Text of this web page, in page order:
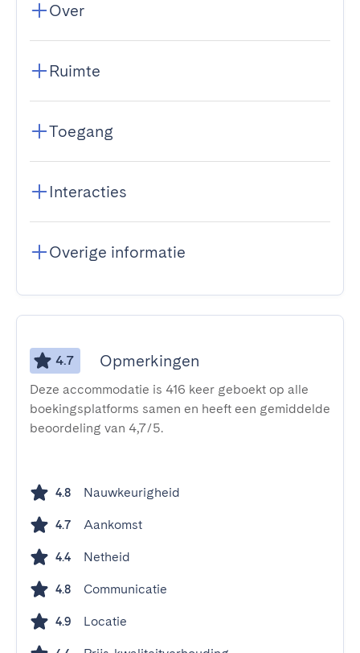
Over
Ruimte
Toegang
Interacties
Overige informatie
4.7 Opmerkingen
Deze accommodatie is 416 keer geboekt op alle
boekingsplatforms samen en heeft een gemiddelde
beoordeling van 4,7/5.
4.8 Nauwkeurigheid
4.7 Aankomst
4.4 Netheid
4.8 Communicatie
4.9 Locatie